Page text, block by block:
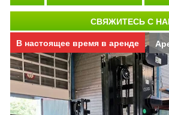
В настоящее время в аренде
СВЯЖИТЕСЬ С